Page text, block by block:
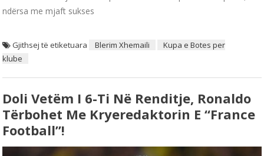
ndërsa me mjaft sukses
Gjithsej të etiketuara Blerim Xhemaili
Kupa e Botes per
klube
Doli Vetëm I 6-Ti Në Renditje, Ronaldo
Tërbohet Me Kryeredaktorin E “France
Football”!